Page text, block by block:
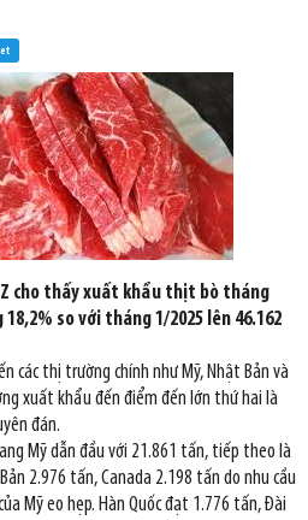
cho thấy xuất khẩu thịt bò tháng
so với tháng 1/2025 lên 46.162
các thị trường chính như Mỹ, Nhật Bản và
xuất khẩu đến điểm đến lớn thứ hai là
đán.
Mỹ dẫn đầu với 21.861 tấn, tiếp theo là
2.976 tấn, Canada 2.198 tấn do nhu cầu
Mỹ eo hẹp. Hàn Quốc đạt 1.776 tấn, Đài